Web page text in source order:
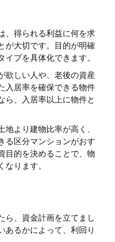
、得られる利益に何を求
が大切です。目的が明確
プを具体化できます。
欲しい人や、老後の資産
入居率を確保できる物件
ら、入居率以上に物件と
より建物比率が高く、
る区分マンションがおす
目的を決めることで、物
ります。
ら、資金計画を立てまし
あるかによって、利回り